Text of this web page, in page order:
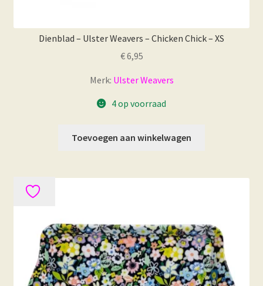
Dienblad – Ulster Weavers – Chicken Chick – XS
€6,95
Merk: Ulster Weavers
4 op voorraad
Toevoegen aan winkelwagen